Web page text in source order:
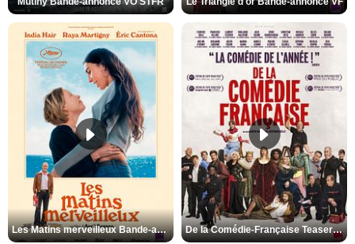
Les Matins merveilleux Bande-annonce VF De la Comédie-Française Teaser VF